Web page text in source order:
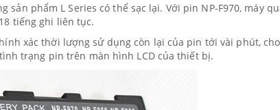
sản phẩm L Series có thể sạc lại. Với pin NP-F970, máy
tiếng ghi liên tục.
xác thời lượng sử dụng còn lại của pin tới vài phút, cho
trạng pin trên màn hình LCD của thiết bị.